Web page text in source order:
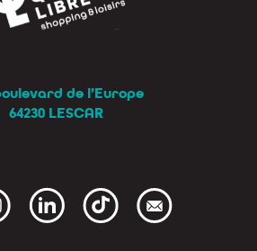
de l’Europe
64230 LESCAR